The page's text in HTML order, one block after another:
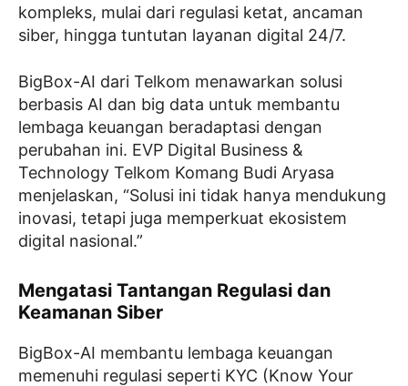
kompleks, mulai dari regulasi ketat, ancaman
siber, hingga tuntutan layanan digital 24/7.
BigBox-AI dari Telkom menawarkan solusi
berbasis AI dan big data untuk membantu
lembaga keuangan beradaptasi dengan
perubahan ini. EVP Digital Business &
Technology Telkom Komang Budi Aryasa
menjelaskan, “Solusi ini tidak hanya mendukung
inovasi, tetapi juga memperkuat ekosistem
digital nasional.”
Mengatasi Tantangan Regulasi dan
Keamanan Siber
BigBox-AI membantu lembaga keuangan
memenuhi regulasi seperti KYC (Know Your